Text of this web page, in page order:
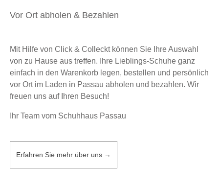
Vor Ort abholen & Bezahlen
Mit Hilfe von Click & Colleckt können Sie Ihre Auswahl
von zu Hause aus treffen. Ihre Lieblings-Schuhe ganz
einfach in den Warenkorb legen, bestellen und persönlich
vor Ort im Laden in Passau abholen und bezahlen. Wir
freuen uns auf Ihren Besuch!
Ihr Team vom Schuhhaus Passau
Erfahren Sie mehr über uns →